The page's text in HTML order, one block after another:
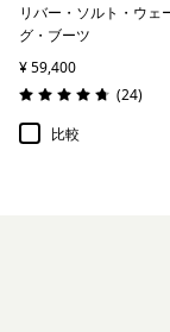
リバー・ソルト・ウェ
グ・ブーツ
¥ 59,400
評価: 4.7 / 5
(24レビ
)
比較